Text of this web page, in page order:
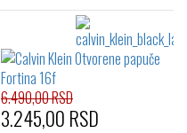
6.490,00 RSD
3.245,00 RSD